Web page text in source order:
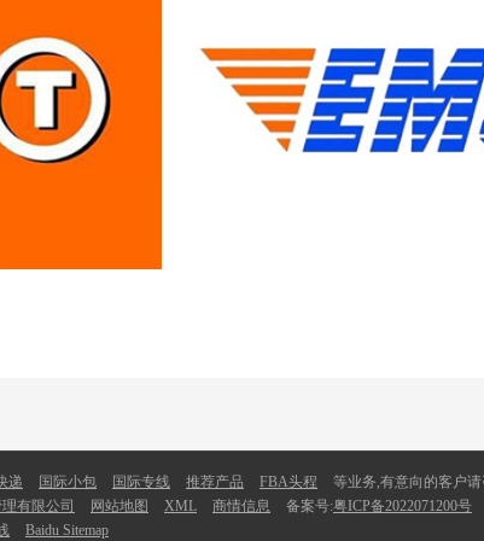
递 国际小包 国际专线 推荐产品 FBA头程 等业务,有意向的客户
有限公司 网站地图 XML 商情信息 备案号:粤ICP备2022071200号
Baidu Sitemap